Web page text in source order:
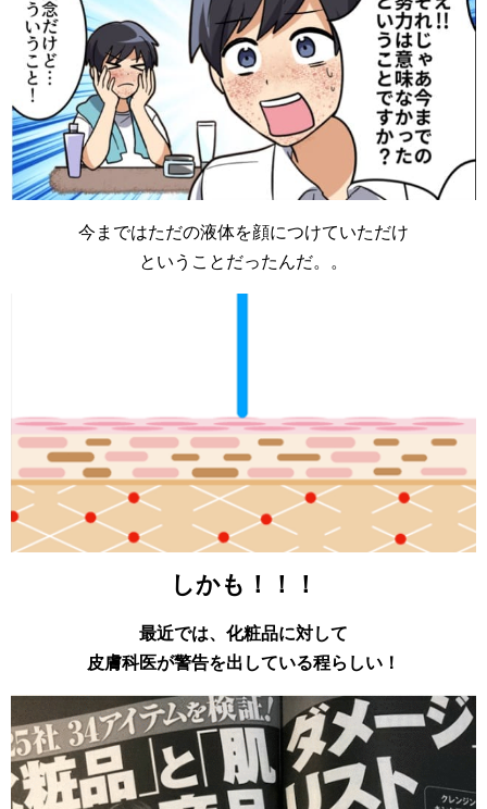
今まではただの液体を顔につけていただけ
ということだったんだ。。
しかも！！！
最近では、化粧品に対して
皮膚科医が警告を出している程らしい！